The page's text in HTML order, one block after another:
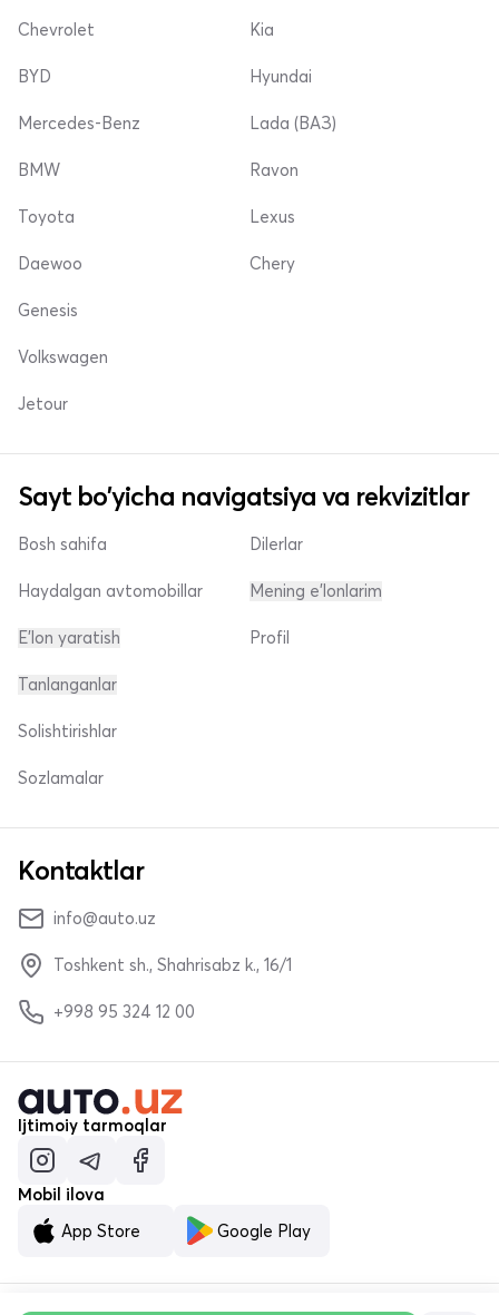
Chevrolet
BYD
Mercedes-Benz
Kia
Hyundai
Lada (ВАЗ)
BMW
Toyota
Daewoo
Ravon
Lexus
Chery
Genesis
Volkswagen
Jetour
Sayt bo'yicha navigatsiya va rekvizitlar
Bosh sahifa
Haydalgan avtomobillar
E'lon yaratish
Dilerlar
Mening e'lonlarim
Profil
Tanlanganlar
Solishtirishlar
Sozlamalar
Kontaktlar
info@auto.uz
Toshkent sh., Shahrisabz k., 16/1
+998 95 324 12 00
Ijtimoiy tarmoqlar
Mobil ilova
App Store
Google Play